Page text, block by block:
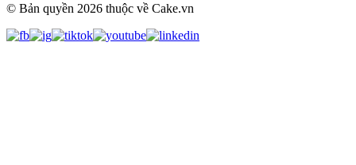
© Bản quyền 2026 thuộc về Cake.vn